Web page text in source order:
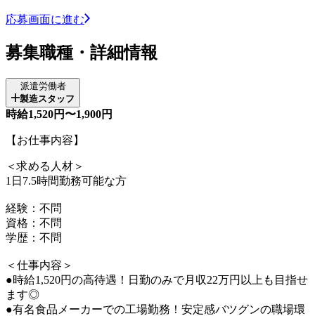
応募画面に進む
募集職種・詳細情報
派遣労働者
製造スタッフ
時給1,520円〜1,900円
【お仕事内容】
＜求める人材＞
1日7.5時間勤務可能な方
経験：不問
資格：不問
学歴：不問
＜仕事内容＞
●時給1,520円の高待遇！日勤のみで月収22万円以上も目指せ
ます◎
●有名食品メーカーでの工場勤務！安定感バツグンの職場環